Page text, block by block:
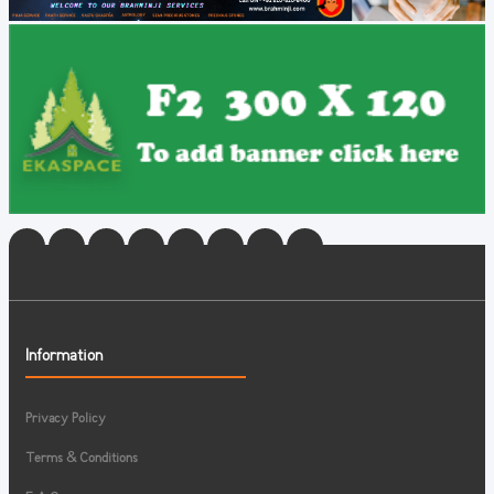
Information
Privacy Policy
Terms & Conditions